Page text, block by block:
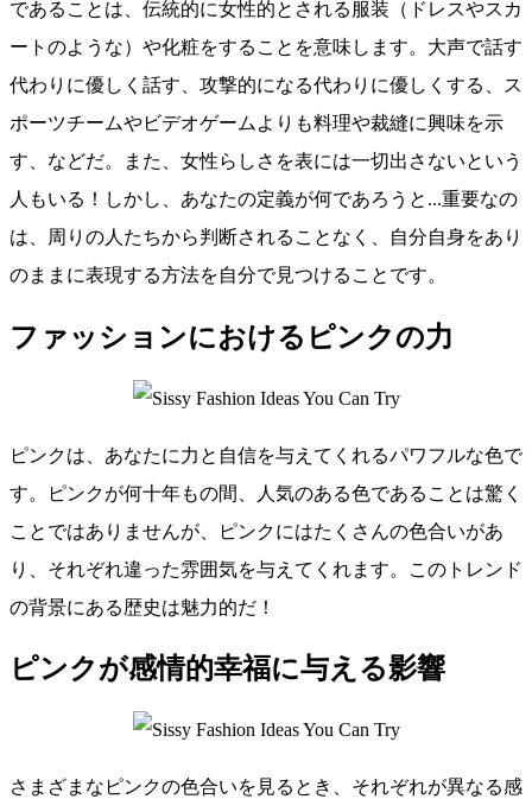
であることは、伝統的に女性的とされる服装（ドレスやスカ
ートのような）や化粧をすることを意味します。大声で話す
代わりに優しく話す、攻撃的になる代わりに優しくする、ス
ポーツチームやビデオゲームよりも料理や裁縫に興味を示
す、などだ。また、女性らしさを表には一切出さないという
人もいる！しかし、あなたの定義が何であろうと...重要なの
は、周りの人たちから判断されることなく、自分自身をあり
のままに表現する方法を自分で見つけることです。
ファッションにおけるピンクの力
ピンクは、あなたに力と自信を与えてくれるパワフルな色で
す。ピンクが何十年もの間、人気のある色であることは驚く
ことではありませんが、ピンクにはたくさんの色合いがあ
り、それぞれ違った雰囲気を与えてくれます。このトレンド
の背景にある歴史は魅力的だ！
ピンクが感情的幸福に与える影響
さまざまなピンクの色合いを見るとき、それぞれが異なる感